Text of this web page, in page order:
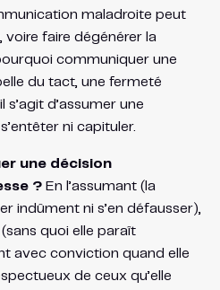
maladroite peut
faire dégénérer la
communiquer une
du tact, une fermeté
d’assumer une
ni capituler.
une décision
?En l’assumant (la
indûment ni s’en défausser),
quoi elle paraît
avec conviction quand elle
de ceux qu’elle